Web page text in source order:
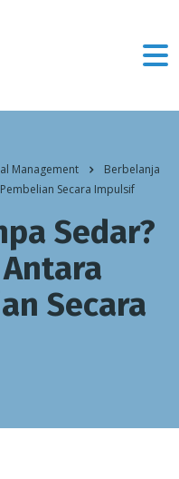
Management
Berbelanja
Secara Impulsif
Sedar?
Secara